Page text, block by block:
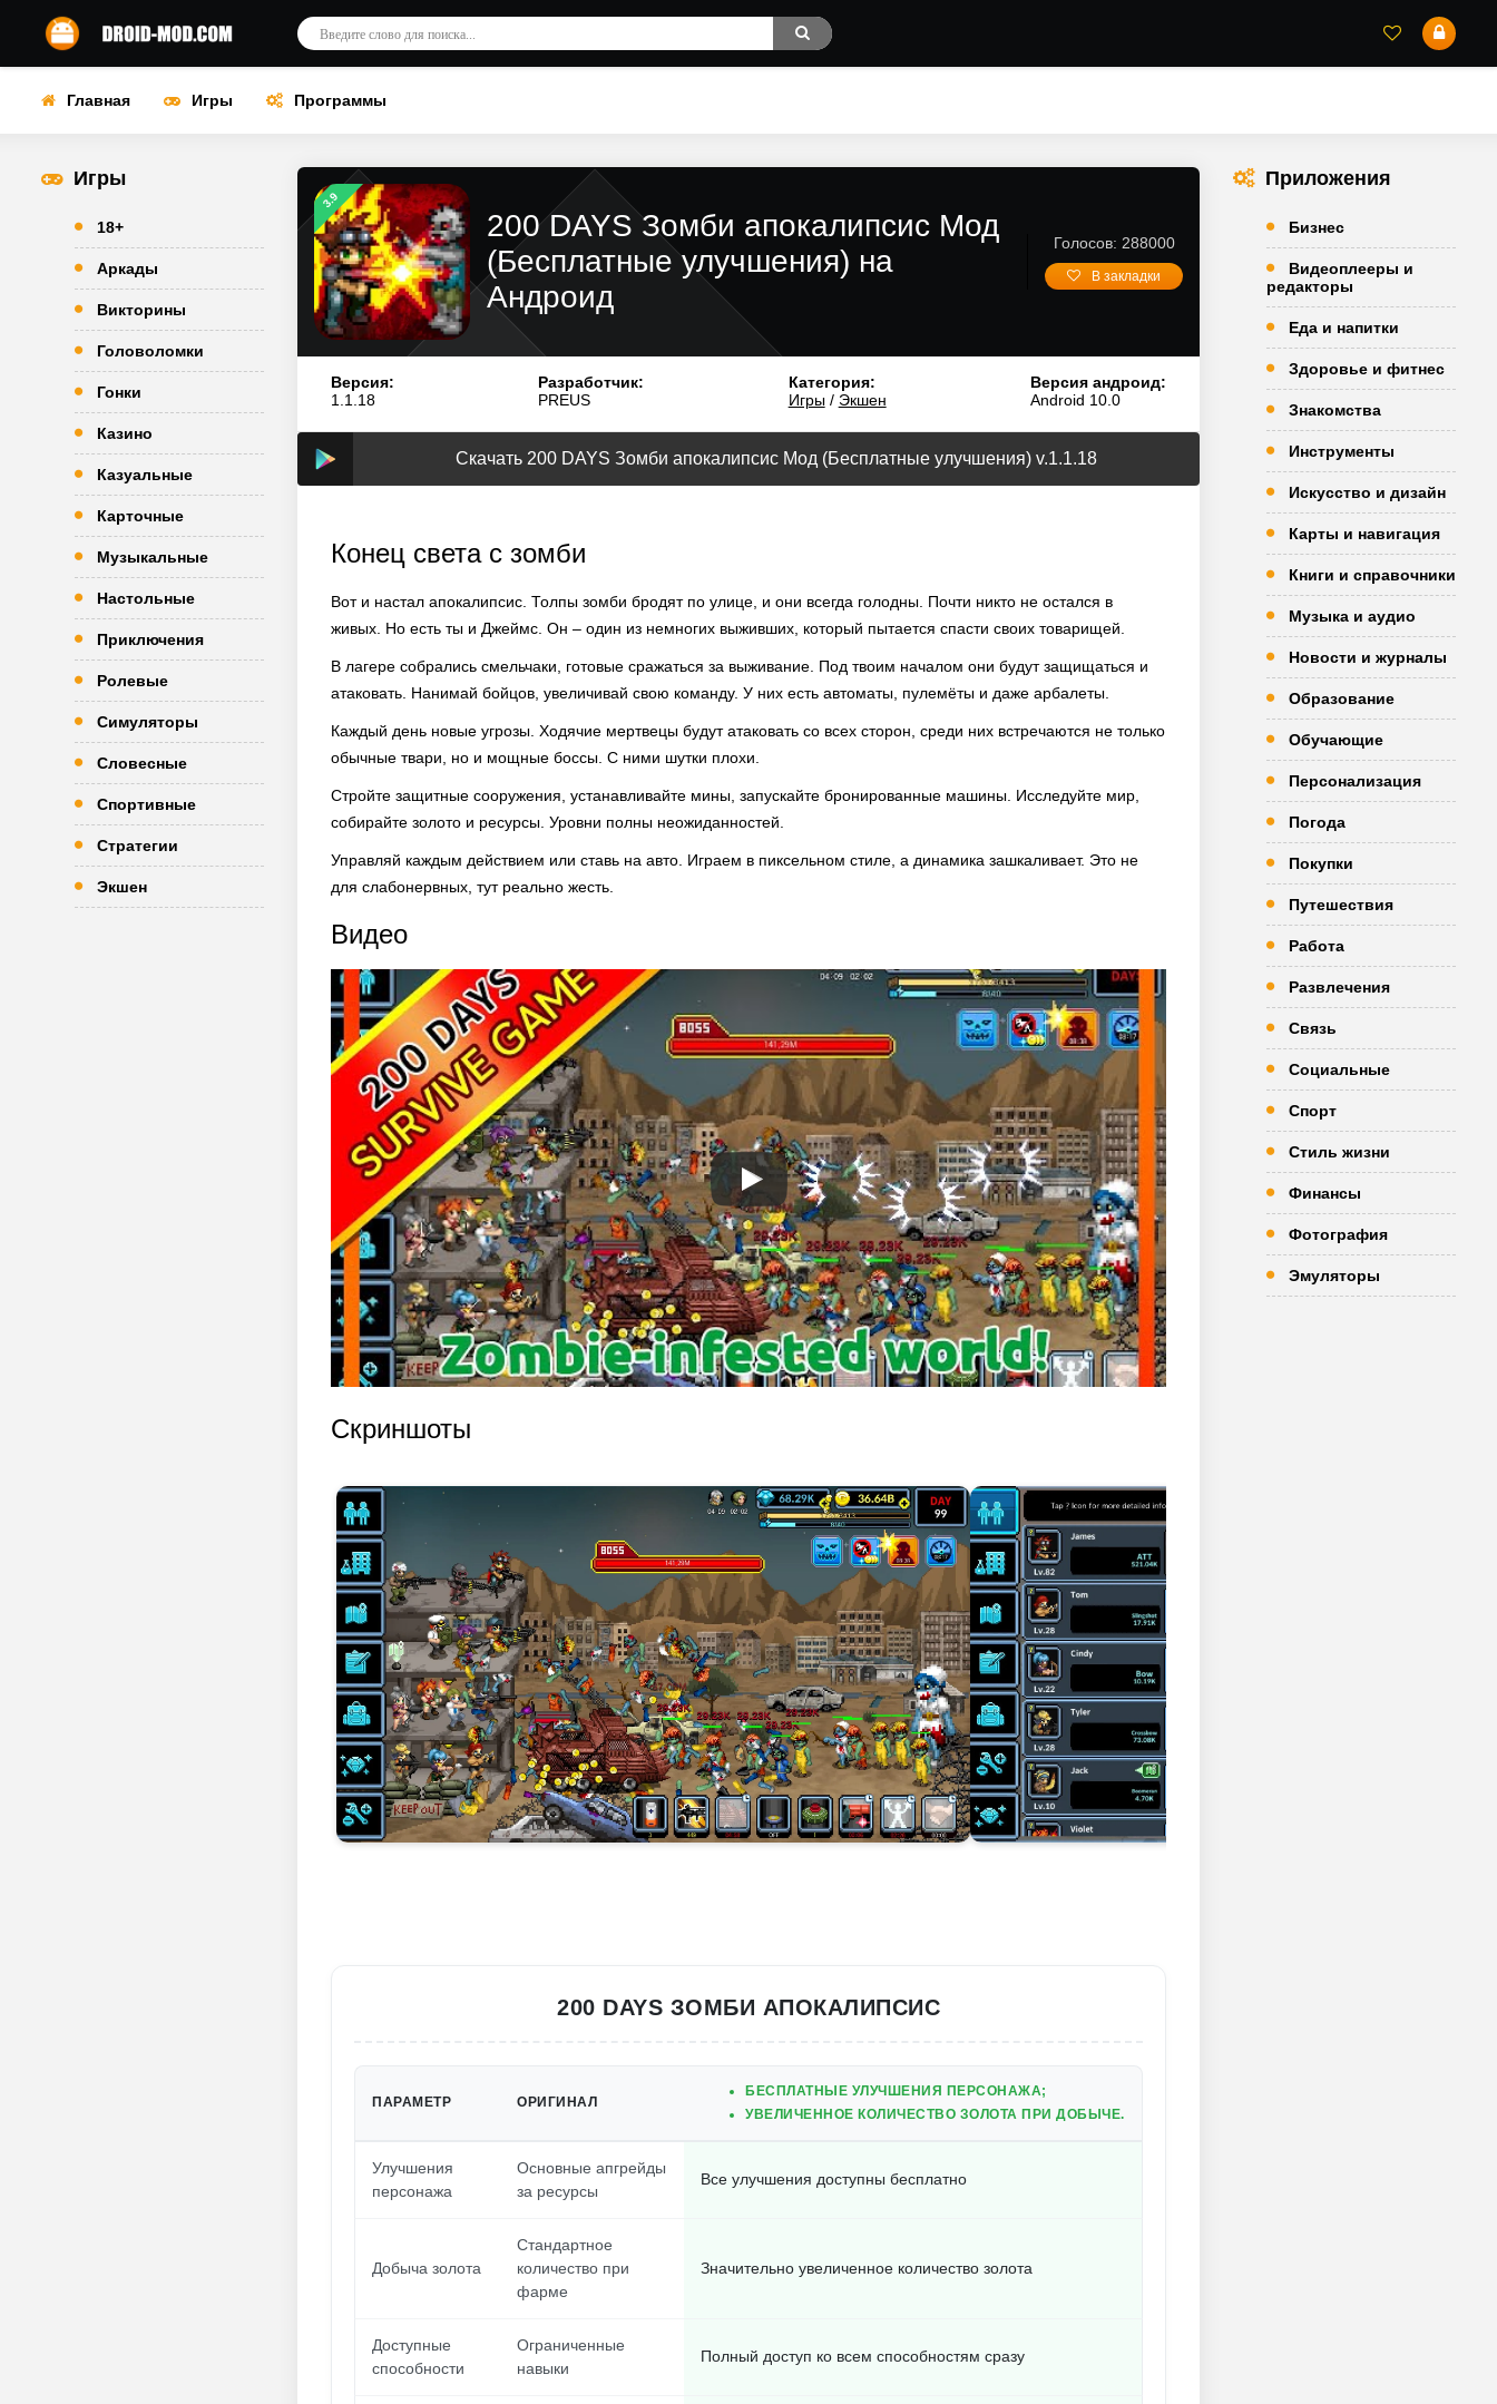
Главная Игры Программы
Игры
18+
Аркады
Викторины
Головоломки
Гонки
Казино
Казуальные
Карточные
Музыкальные
Настольные
Приключения
Ролевые
Симуляторы
Словесные
Спортивные
Стратегии
Экшен
3.9
200 DAYS Зомби апокалипсис Мод
(Бесплатные улучшения) на
Андроид
Голосов: 288000
В закладки
Версия:
1.1.18
Разработчик:
PREUS
Категория:
Игры/ Экшен
Версия андроид:
Android 10.0
Скачать 200 DAYS Зомби апокалипсис Мод (Бесплатные улучшения) v.1.1.18
Конец света с зомби
Вот и настал апокалипсис. Толпы зомби бродят по улице, и они всегда голодны. Почти никто не остался в
живых. Но есть ты и Джеймс. Он – один из немногих выживших, который пытается спасти своих товарищей.
В лагере собрались смельчаки, готовые сражаться за выживание. Под твоим началом они будут защищаться и
атаковать. Нанимай бойцов, увеличивай свою команду. У них есть автоматы, пулемёты и даже арбалеты.
Каждый день новые угрозы. Ходячие мертвецы будут атаковать со всех сторон, среди них встречаются не только
обычные твари, но и мощные боссы. С ними шутки плохи.
Стройте защитные сооружения, устанавливайте мины, запускайте бронированные машины. Исследуйте мир,
собирайте золото и ресурсы. Уровни полны неожиданностей.
Управляй каждым действием или ставь на авто. Играем в пиксельном стиле, а динамика зашкаливает. Это не
для слабонервных, тут реально жесть.
Видео
Скриншоты
200 DAYS ЗОМБИ АПОКАЛИПСИС
ПАРАМЕТР ОРИГИНАЛ
БЕСПЛАТНЫЕ УЛУЧШЕНИЯ ПЕРСОНАЖА;
УВЕЛИЧЕННОЕ КОЛИЧЕСТВО ЗОЛОТА ПРИ ДОБЫЧЕ.
Улучшения
персонажа
Основные апгрейды
за ресурсы
Все улучшения доступны бесплатно
Добыча золота
Стандартное
количество при
фарме
Значительно увеличенное количество золота
Доступные
способности
Ограниченные
навыки
Полный доступ ко всем способностям сразу
Приложения
Бизнес
Видеоплееры и
редакторы
Еда и напитки
Здоровье и фитнес
Знакомства
Инструменты
Искусство и дизайн
Карты и навигация
Книги и справочники
Музыка и аудио
Новости и журналы
Образование
Обучающие
Персонализация
Погода
Покупки
Путешествия
Работа
Развлечения
Связь
Социальные
Спорт
Стиль жизни
Финансы
Фотография
Эмуляторы